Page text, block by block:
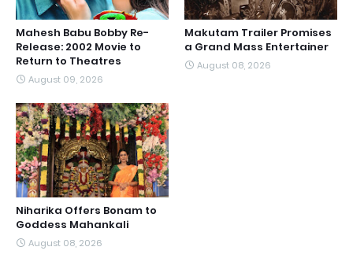
Mahesh Babu Bobby Re-
Release: 2002 Movie to
Return to Theatres
August 09, 2026
Makutam Trailer Promises
a Grand Mass Entertainer
August 08, 2026
Niharika Offers Bonam to
Goddess Mahankali
August 08, 2026